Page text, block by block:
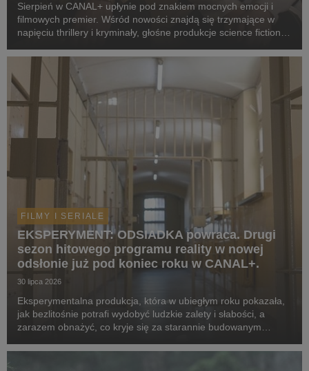
Sierpień w CANAL+ upłynie pod znakiem mocnych emocji i
filmowych premier. Wśród nowości znajdą się trzymające w
napięciu thrillery i kryminały, głośne produkcje science fiction,
Widzowie zobaczą m.in. serial „Skażeni...
FILMY I SERIALE
EKSPERYMENT: ODSIADKA powraca. Drugi
sezon hitowego programu reality w nowej
odsłonie już pod koniec roku w CANAL+.
30 lipca 2026
Eksperymentalna produkcja, która w ubiegłym roku pokazała,
jak bezlitośnie potrafi wydobyć ludzkie zalety i słabości, a
zarazem obnażyć, co kryje się za starannie budowanym
razem za więzienne kraty trafią kobiety. ...